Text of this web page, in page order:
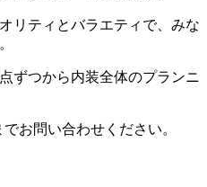
リティとバラエティで、みな
ずつから内装全体のプランニ
お問い合わせください。